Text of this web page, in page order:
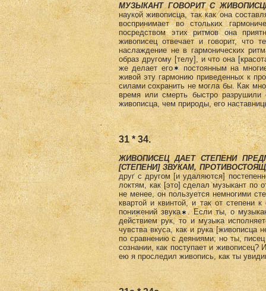
МУЗЫКАНТ ГОВОРИТ С
наукой живописца, так как она
воспринимает во стольких
посредством этих ритмов она
живописец отвечает и говорит, что
наслаждение не в гармонических
образ другому [телу], и что она
же делает его
постоянным на
живой эту гармонию приведенных к
силами сохранить не могла бы. Как
время или смерть быстро разрушили
живописца, чем природы, его
31 * 34.
ЖИВОПИСЕЦ ДАЕТ СТЕПЕНИ
[СТЕПЕНИ] ЗВУКАМ,
друг с другом [и удаляются]
локтям, как [это] сделал музыкант по
не менее, он пользуется немногими
квартой и квинтой, и так от степени
понижений звука
. Если ты, о
действием рук, то и музыка
чувства вкуса, как и рука [живописца
по сравнению с деяниями; но ты,
сознании, как поступает и
ею я проследил живопись, как ты